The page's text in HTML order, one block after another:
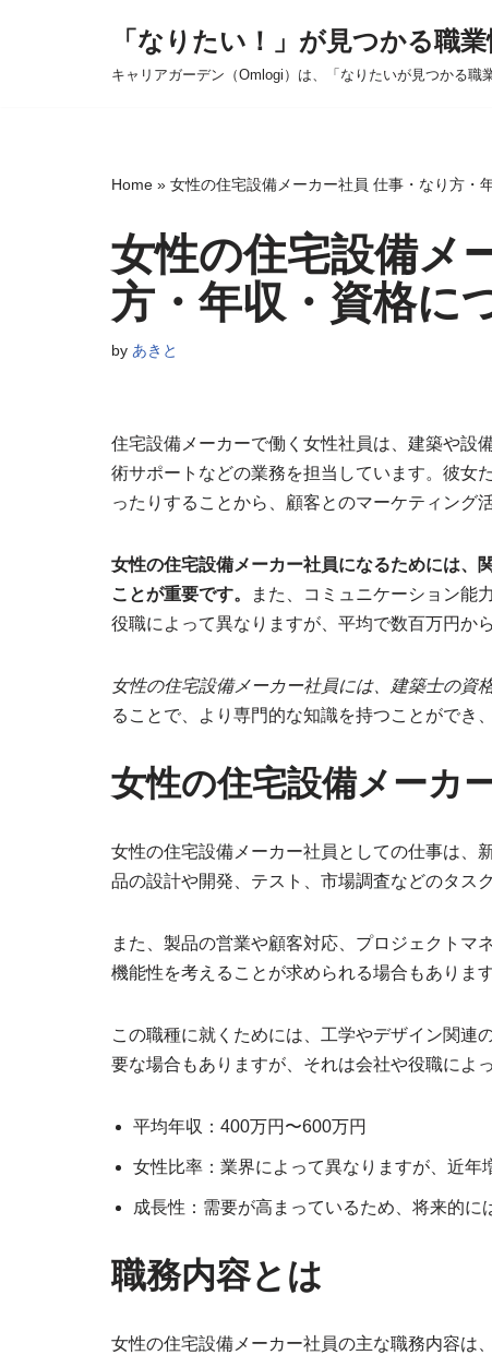
「なりたい！」が見つかる職
キャリアガーデン（Omlogi）は、「なりたいが見つかる職
Home » 女性の住宅設備メーカー社員 仕事・なり方・
女性の住宅設備メ
方・年収・資格に
by あきと
住宅設備メーカーで働く女性社員は、建築や設
術サポートなどの業務を担当しています。彼女
ったりすることから、顧客とのマーケティング
女性の住宅設備メーカー社員になるためには、
ことが重要です。
また、コミュニケーション能
役職によって異なりますが、平均で数百万円か
女性の住宅設備メーカー社員には、建築士の資
ることで、より専門的な知識を持つことができ
女性の住宅設備メーカ
女性の住宅設備メーカー社員としての仕事は、
品の設計や開発、テスト、市場調査などのタス
また、製品の営業や顧客対応、プロジェクトマ
機能性を考えることが求められる場合もあります
この職種に就くためには、工学やデザイン関連
要な場合もありますが、それは会社や役職によ
平均年収：400万円〜600万円
女性比率：業界によって異なりますが、近年
成長性：需要が高まっているため、将来的に
職務内容とは
女性の住宅設備メーカー社員の主な職務内容は